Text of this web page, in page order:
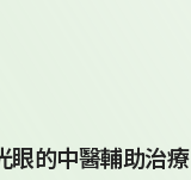
眼的中醫輔助治療